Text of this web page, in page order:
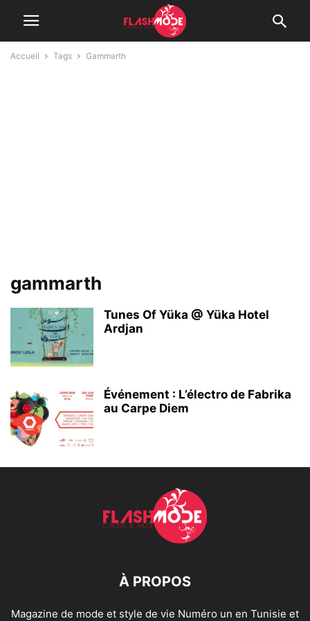
Accueil Tags Gammarth
gammarth
Tunes Of Yüka @ Yüka Hotel
Ardjan
Événement : L’électro de Fabrika
au Carpe Diem
À PROPOS
Magazine de mode et style de vie Numéro un en Tunisie et